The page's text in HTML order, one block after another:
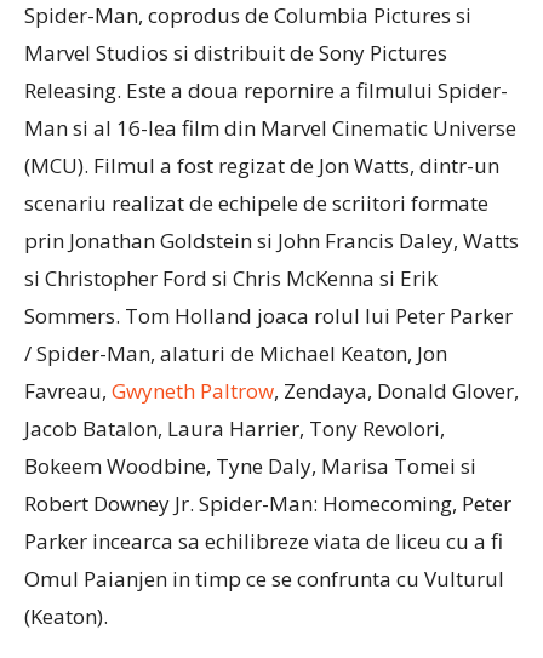
Spider-Man, coprodus de Columbia Pictures si
Marvel Studios si distribuit de Sony Pictures
Releasing. Este a doua repornire a filmului Spider-
Man si al 16-lea film din Marvel Cinematic Universe
(MCU). Filmul a fost regizat de Jon Watts, dintr-un
scenariu realizat de echipele de scriitori formate
prin Jonathan Goldstein si John Francis Daley, Watts
si Christopher Ford si Chris McKenna si Erik
Sommers. Tom Holland joaca rolul lui Peter Parker
/ Spider-Man, alaturi de Michael Keaton, Jon
Favreau, Gwyneth Paltrow, Zendaya, Donald Glover,
Jacob Batalon, Laura Harrier, Tony Revolori,
Bokeem Woodbine, Tyne Daly, Marisa Tomei si
Robert Downey Jr. Spider-Man: Homecoming, Peter
Parker incearca sa echilibreze viata de liceu cu a fi
Omul Paianjen in timp ce se confrunta cu Vulturul
(Keaton).